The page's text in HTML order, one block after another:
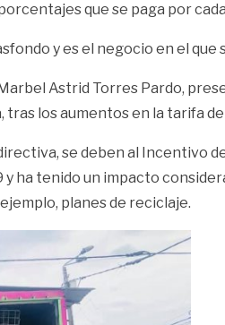
que se paga por
y es el negocio en el
Astrid Torres Pardo,
tras los aumentos en la tarifa
se deben al Incentivo
ha tenido un impacto
planes de reciclaje.